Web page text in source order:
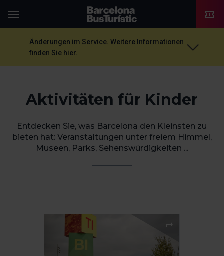
TMB-OCI
Änderungen im Service. Weitere Informationen
finden Sie hier.
Aktivitäten für Kinder
Entdecken Sie, was Barcelona den Kleinsten zu
bieten hat: Veranstaltungen unter freiem Himmel,
Museen, Parks, Sehenswürdigkeiten ...